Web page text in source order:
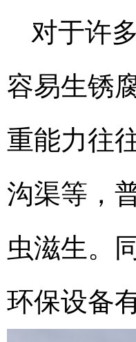
对于许
容易生锈
重能力往
沟渠等，
虫滋生。
环保设备